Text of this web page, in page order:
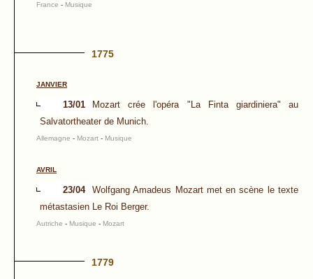
France - Musique
1775
JANVIER
13/01
Mozart crée l'opéra "La Finta giardiniera" au
Salvatortheater de Munich.
Allemagne - Mozart - Musique
AVRIL
23/04
Wolfgang Amadeus Mozart met en scène le texte
métastasien Le Roi Berger.
Autriche - Musique - Mozart
1779